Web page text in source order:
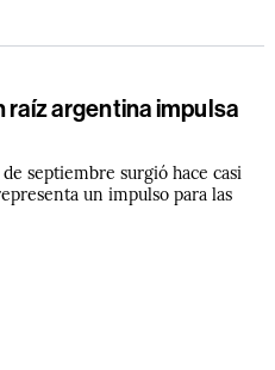
raíz argentina impulsa
septiembre surgió hace casi
un impulso para las